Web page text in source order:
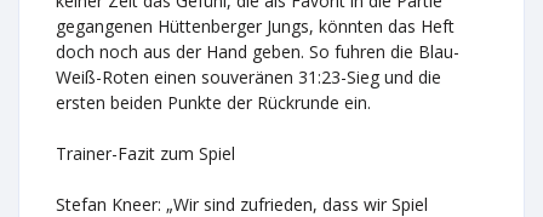
gegangenen Hüttenberger Jungs, könnten das Heft
doch noch aus der Hand geben. So fuhren die Blau-
Weiß-Roten einen souveränen 31:23-Sieg und die
ersten beiden Punkte der Rückrunde ein.
Trainer-Fazit zum Spiel
Stefan Kneer: „Wir sind zufrieden, dass wir Spiel